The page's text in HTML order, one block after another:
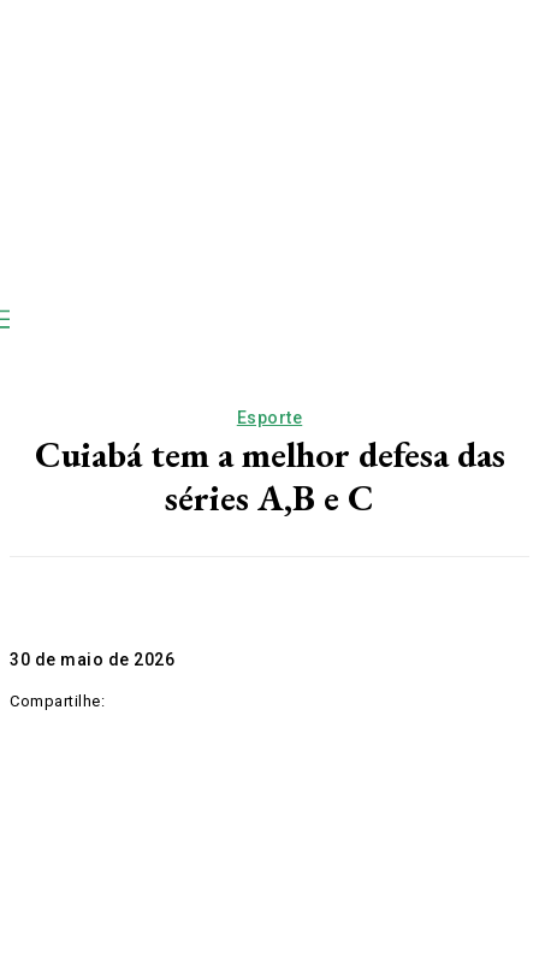
Esporte
Cuiabá tem a melhor defesa das
séries A,B e C
30 de maio de 2026
Compartilhe: